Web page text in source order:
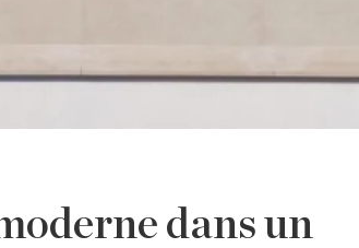
dans un